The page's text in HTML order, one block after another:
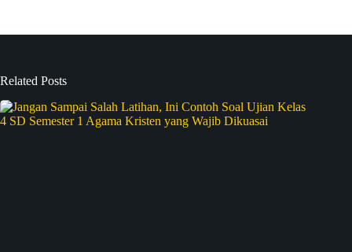
Related Posts